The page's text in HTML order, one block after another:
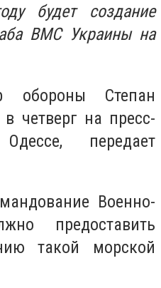
будет создание
ВМС Украины на
обороны Степан
четверг на пресс-
передает
Военно-
предоставить
такой морской